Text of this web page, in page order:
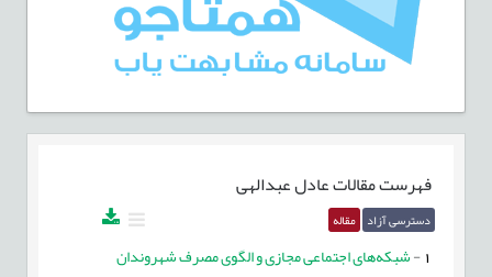
فهرست مقالاتعادل عبدالهی
دسترسی آزاد مقاله
-شبکه‌های اجتماعی مجازی و الگوی مصرف شهروندان